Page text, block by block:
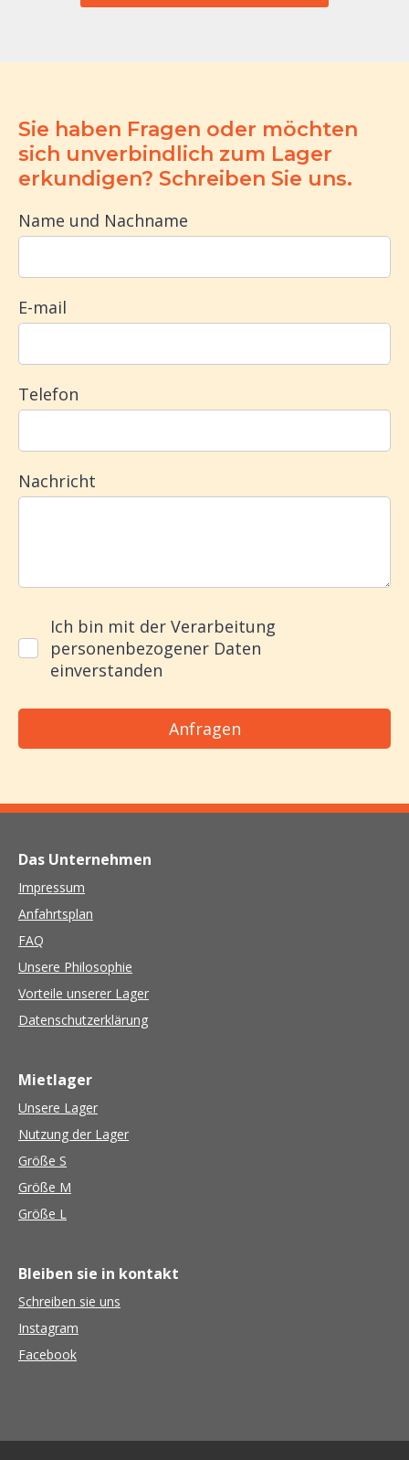
Sie haben Fragen oder möchten
sich unverbindlich zum Lager
erkundigen? Schreiben Sie uns.
Name und Nachname
E-mail
Telefon
Nachricht
Ich bin mit der Verarbeitung
personenbezogener Daten
einverstanden
Das Unternehmen
Impressum
Anfahrtsplan
FAQ
Unsere Philosophie
Vorteile unserer Lager
Datenschutzerklärung
Mietlager
Unsere Lager
Nutzung der Lager
Größe S
Größe M
Größe L
Bleiben sie in kontakt
Schreiben sie uns
Instagram
Facebook